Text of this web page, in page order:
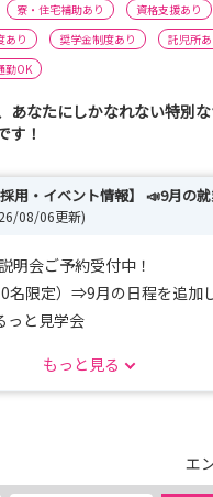
寮・住宅補助あり
資格支援あり
あり
奨学金制度あり
託児所あ
勤OK
あなたにしかなれない特別
す！
用・イベント情報】 📣9月の
08/06更新)
明会ご予約受付中！
名限定）⇒9月の日程を追加
っと見学会
もっと見る
エ